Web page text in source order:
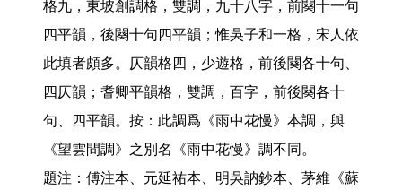
格九，東坡創調格，雙調，九十八字，前闋十一句
四平韻，後闋十句四平韻；惟吳子和一格，宋人依
此填者頗多。仄韻格四，少遊格，前後闋各十句、
四仄韻；耆卿平韻格，雙調，百字，前後闋各十
句、四平韻。按：此調爲《雨中花慢》本調，與
《望雲間調》之別名《雨中花慢》調不同。
題注：傅注本、元延祐本、明吳訥鈔本、茅維《蘇